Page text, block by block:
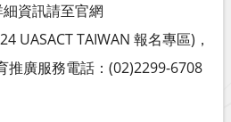
資訊請至官網
UASACT TAIWAN 報名專區)，
推廣服務電話：(02)2299-6708